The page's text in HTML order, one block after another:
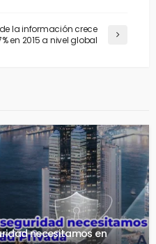
la información crece
en 2015 a nivel global
necesitamos en